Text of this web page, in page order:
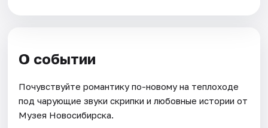
О событии
Почувствуйте романтику по-новому на теплоходе
под чарующие звуки скрипки и любовные истории от
Музея Новосибирска.